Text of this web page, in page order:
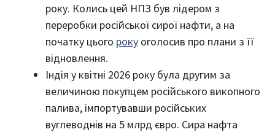
року. Колись цей НПЗ був лідером з
переробки російської сирої нафти, а на
початку цього року оголосив про плани з її
відновлення.
Індія у квітні 2026 року була другим за
величиною покупцем російського викопного
палива, імпортувавши російських
вуглеводнів на 5 млрд євро. Сира нафта